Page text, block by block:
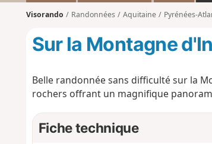
Visorando Randonnées Aquitaine Pyrénées-
Sur la Montagne
Belle randonnée sans difficulté sur la
rochers offrant un magnifique
Fiche technique